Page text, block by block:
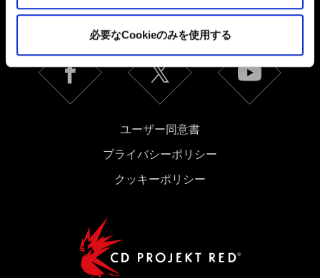
細は、下記の「設定」メニューでご確認ください。
必要なCookieのみを使用する
ソーシャルメディア
ユーザー同意書
プライバシーポリシー
クッキーポリシー